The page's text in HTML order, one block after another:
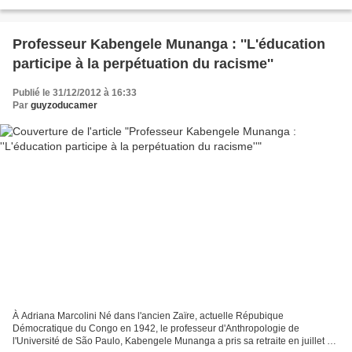
Professeur Kabengele Munanga : ''L'éducation
participe à la perpétuation du racisme''
Publié le 31/12/2012 à 16:33
Par guyzoducamer
À Adriana Marcolini Né dans l'ancien Zaïre, actuelle Répubique
Démocratique du Congo en 1942, le professeur d'Anthropologie de
l'Université de São Paulo, Kabengele Munanga a pris sa retraite en juillet de